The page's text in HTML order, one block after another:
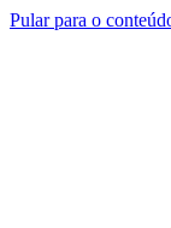
Pular para o